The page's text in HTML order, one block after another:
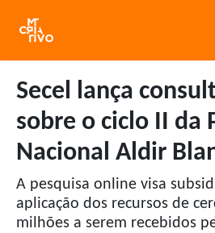
Pular
para
o
conteúdo
Secel lança
sobre o ciclo II da
Nacional Aldir
A pesquisa online visa
aplicação dos recursos de
milhões a serem recebidos